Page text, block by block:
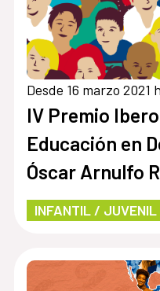
Desde 16 marzo 2021
IV Premio
Educación en
Óscar Arnulfo
INFANTIL / JUVENIL